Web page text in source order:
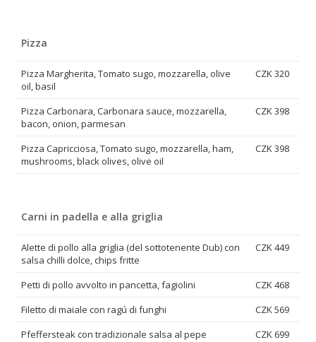
Pizza
Pizza Margherita, Tomato sugo, mozzarella, olive
oil, basil
CZK 320
Pizza Carbonara, Carbonara sauce, mozzarella,
bacon, onion, parmesan
CZK 398
Pizza Capricciosa, Tomato sugo, mozzarella, ham,
mushrooms, black olives, olive oil
CZK 398
Carni in padella e alla griglia
Alette di pollo alla griglia (del sottotenente Dub) con
salsa chilli dolce, chips fritte
CZK 449
Petti di pollo avvolto in pancetta, fagiolini
CZK 468
Filetto di maiale con ragú di funghi
CZK 569
Pfeffersteak con tradizionale salsa al pepe
CZK 699